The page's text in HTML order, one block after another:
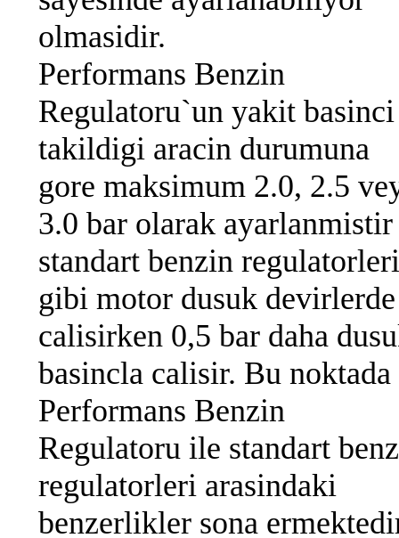
olmasidir.
Performans Benzin
Regulatoru`un yakit basinci
takildigi aracin durumuna
gore maksimum 2.0, 2.5
3.0 bar olarak
standart benzin regulatorleri
gibi motor dusuk devirlerde
calisirken 0,5 bar daha
basincla calisir. Bu noktada
Performans Benzin
Regulatoru ile standart
regulatorleri arasindaki
benzerlikler sona